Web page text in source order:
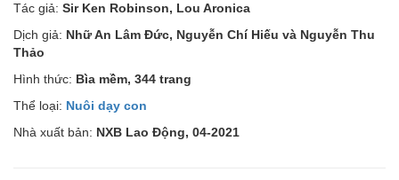
Tác giả: Sir Ken Robinson, Lou Aronica
Dịch giả: Nhữ An Lâm Đức, Nguyễn Chí Hiếu và Nguyễn Thu
Thảo
Hình thức: Bìa mềm, 344 trang
Thể loại: Nuôi dạy con
Nhà xuất bản: NXB Lao Động, 04-2021